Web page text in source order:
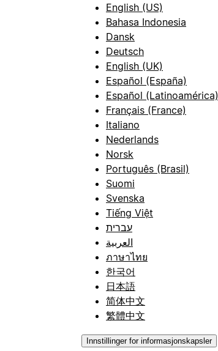
English (US)
Bahasa Indonesia
Dansk
Deutsch
English (UK)
Español (España)
Español (Latinoamérica)
Français (France)
Italiano
Nederlands
Norsk
Português (Brasil)
Suomi
Svenska
Tiếng Việt
עברית
العربية
ภาษาไทย
한국어
日本語
简体中文
繁體中文
Innstillinger for informasjonskapsler